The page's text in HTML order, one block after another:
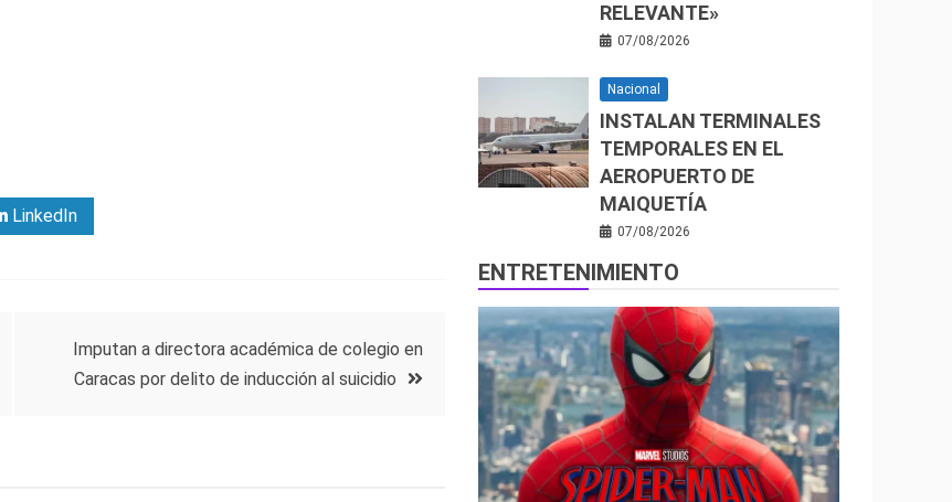
LinkedIn
Imputan a directora académica de colegio en
Caracas por delito de inducción al suicidio
RELEVANTE»
07/08/2026
Nacional
INSTALAN TERMINALES
TEMPORALES EN EL
AEROPUERTO DE
MAIQUETÍA
07/08/2026
ENTRETENIMIENTO